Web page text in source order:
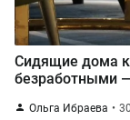
Сидящие дома
безработными
Ольга Ибраева